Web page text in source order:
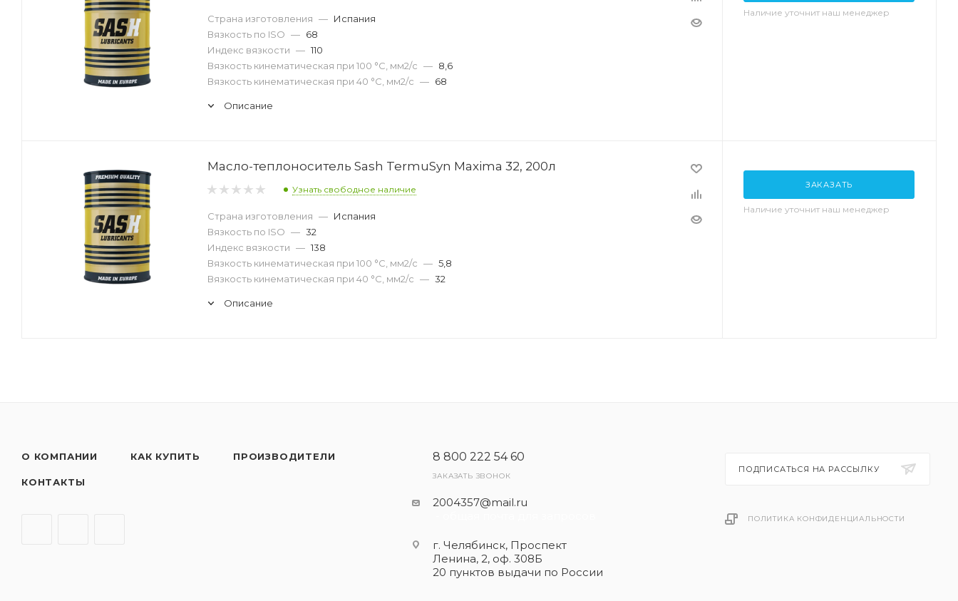
Страна изготовления — Испания
Вязкость по ISO — 68
Индекс вязкости — 110
Вязкость кинематическая при 100 °С, мм2/с — 8,6
Вязкость кинематическая при 40 °С, мм2/с — 68
Описание
Наличие уточнит наш менеджер
Масло-теплоноситель Sash TermuSyn Maxima 32, 200л
Узнать свободное наличие
Страна изготовления — Испания
Вязкость по ISO — 32
Индекс вязкости — 138
Вязкость кинематическая при 100 °С, мм2/с — 5,8
Вязкость кинематическая при 40 °С, мм2/с — 32
Описание
ЗАКАЗАТЬ
Наличие уточнит наш менеджер
О КОМПАНИИ КАК КУПИТЬ ПРОИЗВОДИТЕЛИ
КОНТАКТЫ
8 800 222 54 60
ЗАКАЗАТЬ ЗВОНОК
2004357@mail.ru
г. Челябинск, Проспект
Ленина, 2, оф. 308Б
20 пунктов выдачи по России
ПОДПИСАТЬСЯ НА РАССЫЛКУ
ПОЛИТИКА КОНФИДЕНЦИАЛЬНОСТИ